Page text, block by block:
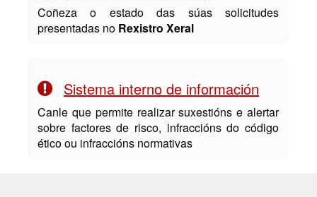
Coñeza o estado das súas solicitudes
presentadas no Rexistro Xeral
Sistema interno de información
Canle que permite realizar suxestións e alertar
sobre factores de risco, infraccións do código
ético ou infraccións normativas